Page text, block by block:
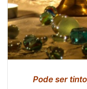
Pode ser